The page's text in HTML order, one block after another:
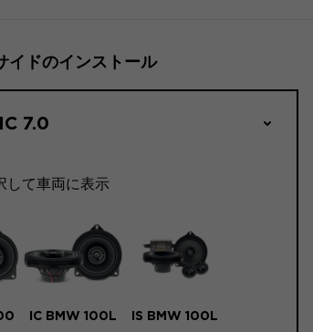
イドのインストール
7.0
して車両に表示
IC BMW 100L IS BMW 100L